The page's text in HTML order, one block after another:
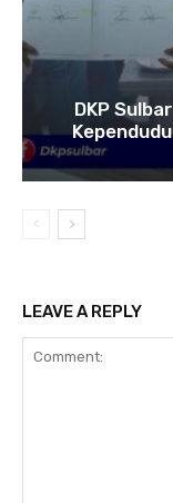
DKP
LEAVE A REPLY